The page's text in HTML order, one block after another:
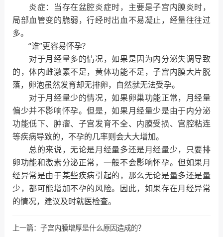
炎症：当存在盆腔炎症时，主要是子宫内膜炎时，
局部血管变的脆弱，行经时出血不易凝止，经量往往过
多。
“谁”更容易怀孕?
对于月经量多的情况，如果是因为内分泌失调导致
的，体内雌激素不足，黄体功能不足，子宫内膜大片脱
落，卵泡虽然发育却无排卵，自然就无法受孕。
对于月经量少的情况，如果卵巢功能正常，月经量
偏少并不影响怀孕。但是，如果月经量少是由于内分泌
功能低下、肿瘤、子宫发育不全、内膜受损、宫腔粘连
等疾病导致的，不孕的几率则会大大增加。
总的来说，无论是月经量多还是月经量少，只要排
卵功能和激素分泌正常，一般不会影响怀孕。但如果月
经异常是由于某些疾病引起的，那么无论是量多还是量
少，都可能增加不孕的风险。因此，如果存在月经异常
的情况，建议及时就医检查。
上一篇： 子宫内膜增厚是什么原因造成的？